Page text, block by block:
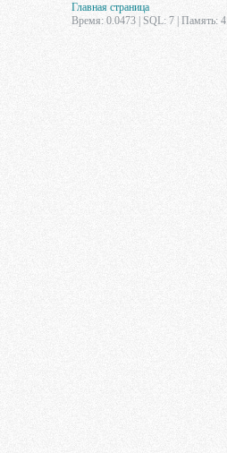
Главная страница
Время: 0.0473 | SQL: 7 | Память: